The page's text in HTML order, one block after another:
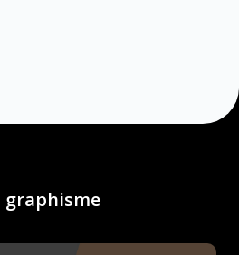
graphisme